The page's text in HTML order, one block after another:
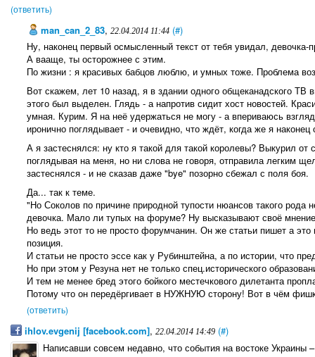
(ответить)
man_can_2_83, 22.04.2014 11:44 (#)
Ну, наконец первый осмысленный текст от тебя увидал, девочка-
А вааще, ты осторожнее с этим.
По жизни : я красивых бабцов люблю, и умных тоже. Проблема
Вот скажем, лет 10 назад, я в здании одного общеканадского ТВ
этого был выделен. Глядь - а напротив сидит хост новостей.
умная. Курим. Я на неё удержаться не могу - а впериваюсь
иронично поглядывает - и очевидно, что ждёт, когда же я наконец
А я застеснялся: ну кто я такой для такой королевы? Выкурил
поглядывая на меня, но ни слова не говоря, отправила легким
застеснялся - и не сказав даже "bye" позорно сбежал с поля боя.
Да... так к теме.
"Но Соколов по причине природной тупости нюансов такого рода
девочка. Мало ли тупых на форуме? Ну высказывают своё
Но ведь этот то не просто форумчанин. Он же статьи пишет а
позиция.
И статьи не просто эссе как у Рубинштейна, а по истории, что
Но при этом у Резуна нет не только спец.исторического
И тем не менее бред этого бойкого местечкового дилетанта
Потому что он передёргивает в НУЖНУЮ сторону! Вот в чём
(ответить)
ihlov.evgenij [facebook.com], 22.04.2014 14:49 (#)
Написавши совсем недавно, что события на востоке Украины